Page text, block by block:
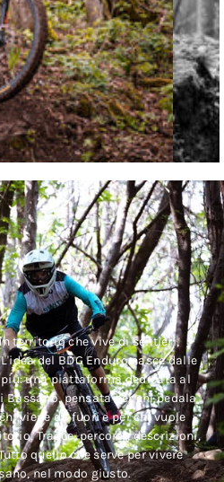
territorio che vive di sentieri,
del BDG Enduro nasce dalle
una piattaforma dedicata al
Bassano, pensata per chi pedala
viene da fuori e per chi vuole
Tracce, percorsi, descrizioni,
quello che serve per vivere
nel modo giusto.